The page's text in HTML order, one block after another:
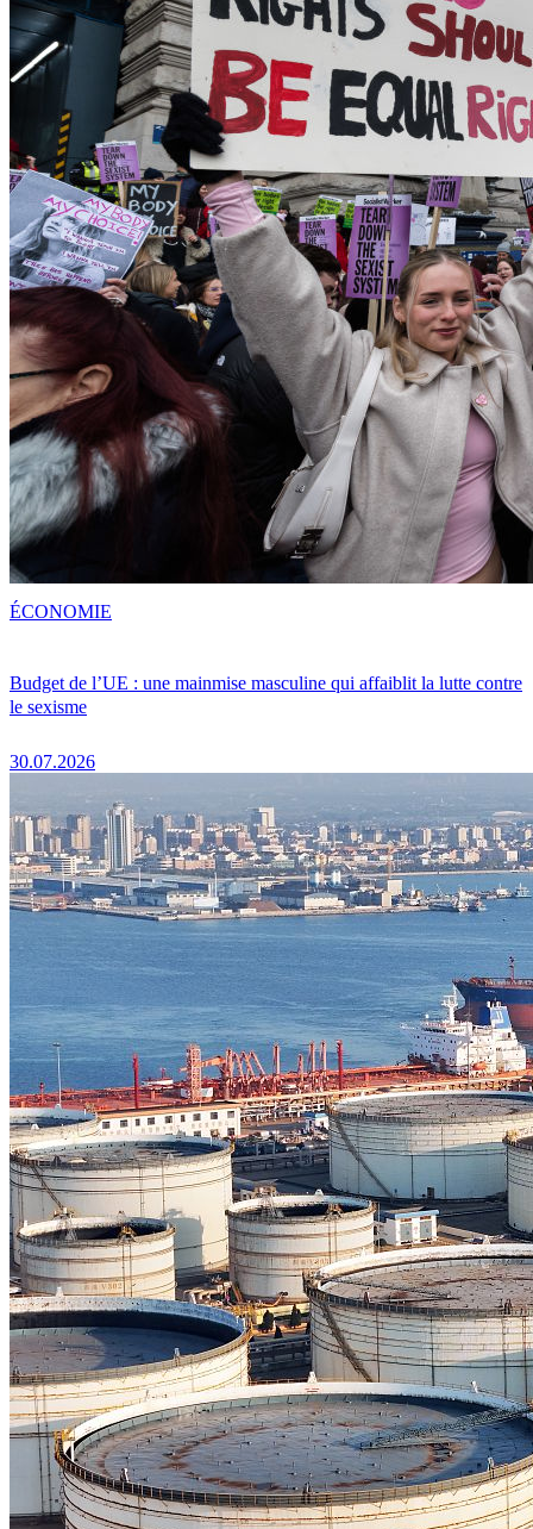
Budget de l’UE : une mainmise masculine qui affaiblit la lutte contre
le sexisme
30.07.2026
ÉCONOMIE